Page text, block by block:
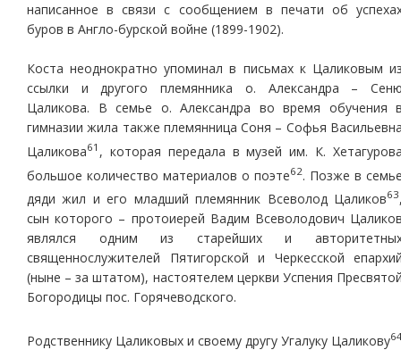
написанное в связи с сообщением в печати об
буров в Англо-бурской войне (1899-1902).
Коста неоднократно упоминал в письмах к Цаликовым
ссылки и другого племянника о. Александра –
Цаликова. В семье о. Александра во время обучения
гимназии жила также племянница Соня – Софья
Цаликова61 , которая передала в музей им. К.
большое количество материалов о поэте62. Позже в
дяди жил и его младший племянник Всеволод Цаликов63
сын которого – протоиерей Вадим Всеволодович
являлся одним из старейших и
священнослужителей Пятигорской и Черкесской
(ныне – за штатом), настоятелем церкви Успения
Богородицы пос. Горячеводского.
Родственнику Цаликовых и своему другу Угалуку Цаликову